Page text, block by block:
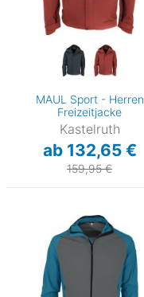
MAUL Sport - Herren
Freizeitjacke
Kastelruth
ab 132,65 €
159,95 €